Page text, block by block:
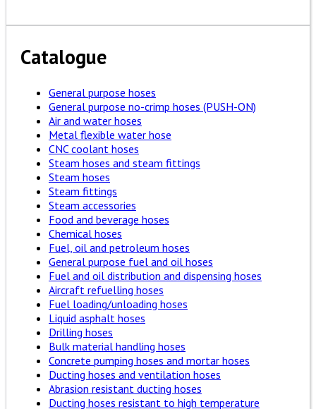
Catalogue
General purpose hoses
General purpose no-crimp hoses (PUSH-ON)
Air and water hoses
Metal flexible water hose
CNC coolant hoses
Steam hoses and steam fittings
Steam hoses
Steam fittings
Steam accessories
Food and beverage hoses
Chemical hoses
Fuel, oil and petroleum hoses
General purpose fuel and oil hoses
Fuel and oil distribution and dispensing hoses
Aircraft refuelling hoses
Fuel loading/unloading hoses
Liquid asphalt hoses
Drilling hoses
Bulk material handling hoses
Concrete pumping hoses and mortar hoses
Ducting hoses and ventilation hoses
Abrasion resistant ducting hoses
Ducting hoses resistant to high temperature